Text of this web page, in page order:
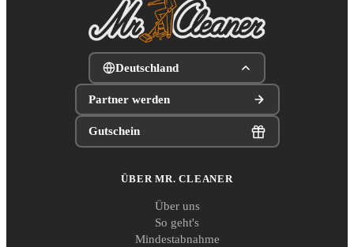
Deutschland
Partner werden
Gutschein
ÜBER MR. CLEANER
Über uns
So geht's
Mindestabnahme